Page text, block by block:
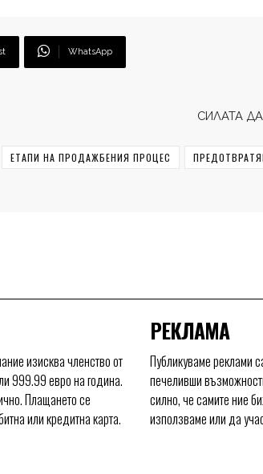
WhatsApp
СИЛАТА
ЕТАПИ НА ПРОДАЖБЕНИЯ ПРОЦЕС
изисква членство от
999.99 евро на година.
Плащането се
или кредитна карта.
РЕКЛАМА
Публикуваме реклами
печеливши
силно, че самите ние
използваме или да